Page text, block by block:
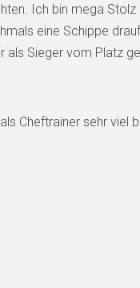
Ich bin mega
eine Schippe
als Sieger vom Platz
Cheftrainer sehr viel